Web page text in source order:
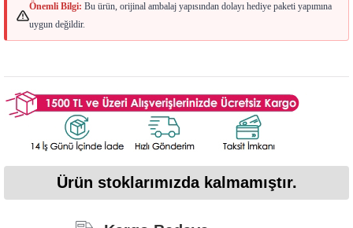
Önemli Bilgi: Bu ürün, orijinal ambalaj yapısından dolayı hediye paketi yapımına
uygun değildir.
Ürün stoklarımızda kalmamıştır.